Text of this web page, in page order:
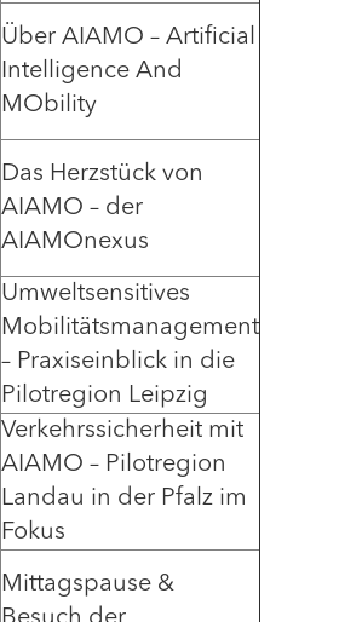
Über AIAMO – Artificial
Intelligence And
MObility
Das Herzstück von
AIAMO – der
AIAMOnexus
Umweltsensitives
Mobilitätsmanagement
– Praxiseinblick in die
Pilotregion Leipzig
Verkehrssicherheit mit
AIAMO – Pilotregion
Landau in der Pfalz im
Fokus
Mittagspause &